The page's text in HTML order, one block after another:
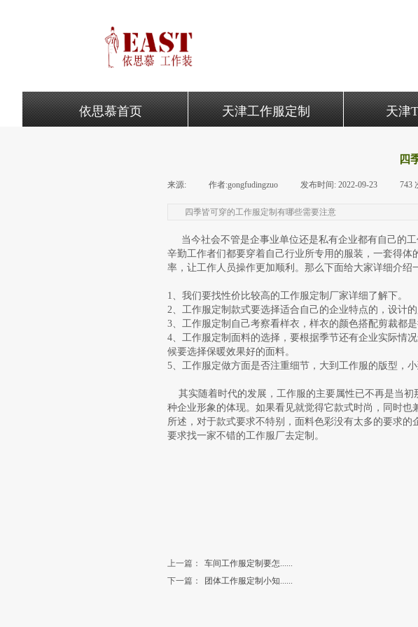
依思慕首页 天津工作服定制 天津
四
来源: 作者:gongfudingzuo 发布时间: 2022-09-23 743
四季皆可穿的工作服定制有哪些需要注意
当今社会不管是企事业单位还是私有企业都有自己的
辛勤工作者们都要穿着自己行业所专用的服装，一套得
率，让工作人员操作更加顺利。那么下面给大家详细介绍
1、我们要找性价比较高的工作服定制厂家详细了解下。
2、工作服定制款式要选择适合自己的企业特点的，设计的
3、工作服定制自己考察看样衣，样衣的颜色搭配剪裁都是
4、工作服定制面料的选择，要根据季节还有企业实际情
候要选择保暖效果好的面料。
5、工作服定做方面是否注重细节，大到工作服的版型，小
其实随着时代的发展，工作服的主要属性已不再是当初
种企业形象的体现。如果看见就觉得它款式时尚，同时
所述，对于款式要求不特别，面料色彩没有太多的要求
要求找一家不错的工作服厂去定制。
上一篇：
车间工作服定制要怎......
下一篇：
团体工作服定制小知......